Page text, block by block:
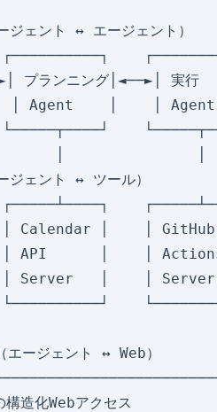
ージェント ↔ エージェ
┌──────────┐
プランニング
│ Agent    │    │
└─────┬────┘
ージェント ↔ ツール
┌─────┴────┐
Calendar │    │
│ API      │    │
│ Server   │    │
└──────────┘
（エージェント ↔
けの構造化Webアクセ